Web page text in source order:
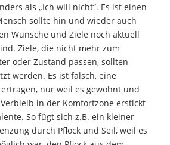
als „Ich will nicht“. Es ist einen
sollte hin und wieder auch
Wünsche und Ziele noch aktuell
Ziele, die nicht mehr zum
oder Zustand passen, sollten
werden. Es ist falsch, eine
nur weil es gewohnt und
in der Komfortzone erstickt
So fügt sich z.B. ein kleiner
durch Pflock und Seil, weil es